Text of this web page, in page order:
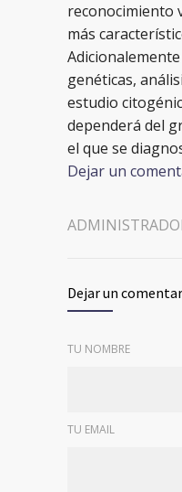
reconocimiento
más
genéticas,
estudio
dependerá del
el que se
Dejar un
Dejar un
TU NOMBRE
TU EMAIL